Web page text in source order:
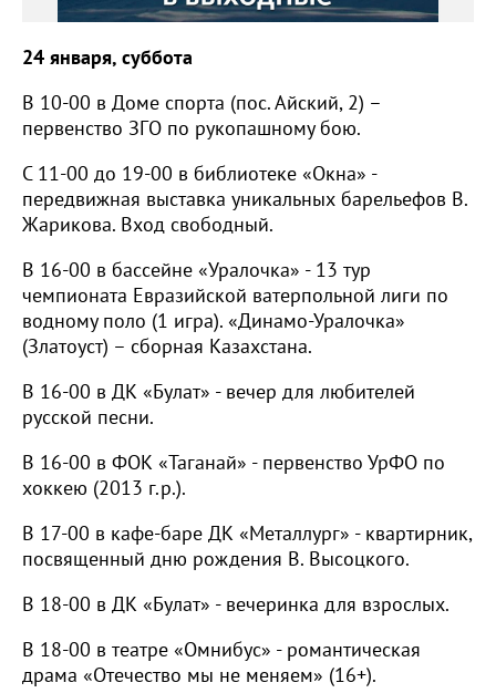
24 января, суббота
В 10-00 в Доме спорта (пос. Айский, 2) –
первенство ЗГО по рукопашному бою.
С 11-00 до 19-00 в библиотеке «Окна» -
передвижная выставка уникальных барельефов В.
Жарикова. Вход свободный.
В 16-00 в бассейне «Уралочка» - 13 тур
чемпионата Евразийской ватерпольной лиги по
водному поло (1 игра). «Динамо-Уралочка»
(Златоуст) – сборная Казахстана.
В 16-00 в ДК «Булат» - вечер для любителей
русской песни.
В 16-00 в ФОК «Таганай» - первенство УрФО по
хоккею (2013 г.р.).
В 17-00 в кафе-баре ДК «Металлург» - квартирник,
посвященный дню рождения В. Высоцкого.
В 18-00 в ДК «Булат» - вечеринка для взрослых.
В 18-00 в театре «Омнибус» - романтическая
драма «Отечество мы не меняем» (16+).